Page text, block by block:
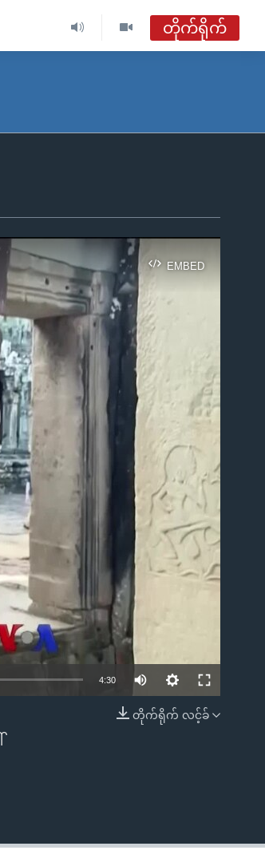
တိုက်ရိုက်
အစီအစဉ်များ
ရေဒီယိုတိုက်ရိုက်နားဆင်ရန်
EMBED
EMBED
4:30
တိုက်ရိုက် လင့်ခ်